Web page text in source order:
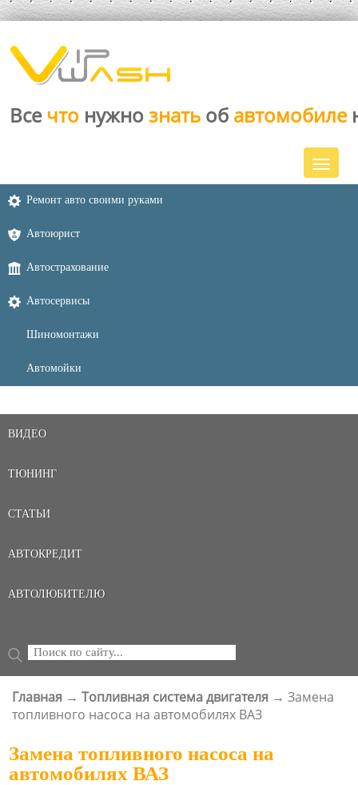
Все что нужно знать об автомобиле
Ремонт авто своими руками
Автоюрист
Автострахование
Автосервисы
Шиномонтажи
Автомойки
ВИДЕО
ТЮНИНГ
СТАТЬИ
АВТОКРЕДИТ
АВТОЛЮБИТЕЛЮ
ФОРМА ПОИСКА
Поиск
ВЫ ЗДЕСЬ
Главная → Топливная система двигателя → Замена
топливного насоса на автомобилях ВАЗ
Замена топливного насоса на
автомобилях ВАЗ